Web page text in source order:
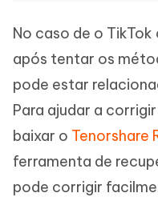
No caso de o
após tentar os
pode estar
Para ajudar a
baixar o Tenorshare
ferramenta de
pode corrigir